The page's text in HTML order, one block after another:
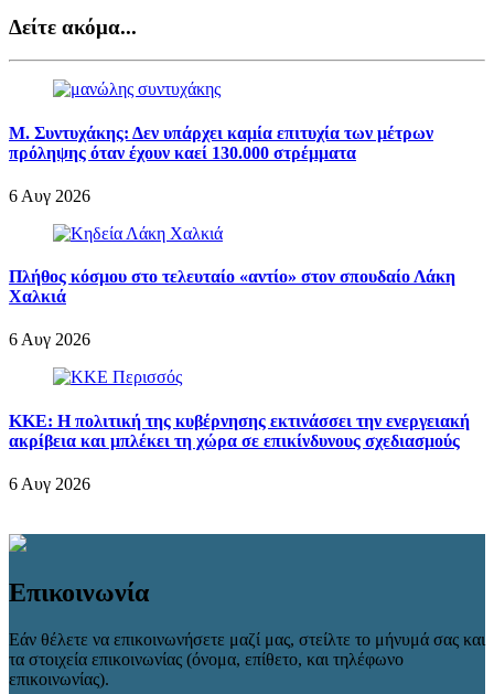
Δείτε ακόμα...
Μ. Συντυχάκης: Δεν υπάρχει καμία επιτυχία των μέτρων
πρόληψης όταν έχουν καεί 130.000 στρέμματα
6 Αυγ 2026
Πλήθος κόσμου στο τελευταίο «αντίο» στον σπουδαίο Λάκη
Χαλκιά
6 Αυγ 2026
ΚΚΕ: Η πολιτική της κυβέρνησης εκτινάσσει την ενεργειακή
ακρίβεια και μπλέκει τη χώρα σε επικίνδυνους σχεδιασμούς
6 Αυγ 2026
Επικοινωνία
Εάν θέλετε να επικοινωνήσετε μαζί μας, στείλτε το μήνυμά σας και
τα στοιχεία επικοινωνίας (όνομα, επίθετο, και τηλέφωνο
επικοινωνίας).